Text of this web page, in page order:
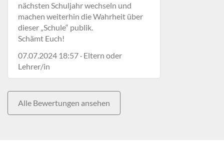
nächsten Schuljahr wechseln und
machen weiterhin die Wahrheit über
dieser „Schule“ publik.
Schämt Euch!
07.07.2024 18:57 · Eltern oder
Lehrer/in
Alle Bewertungen ansehen